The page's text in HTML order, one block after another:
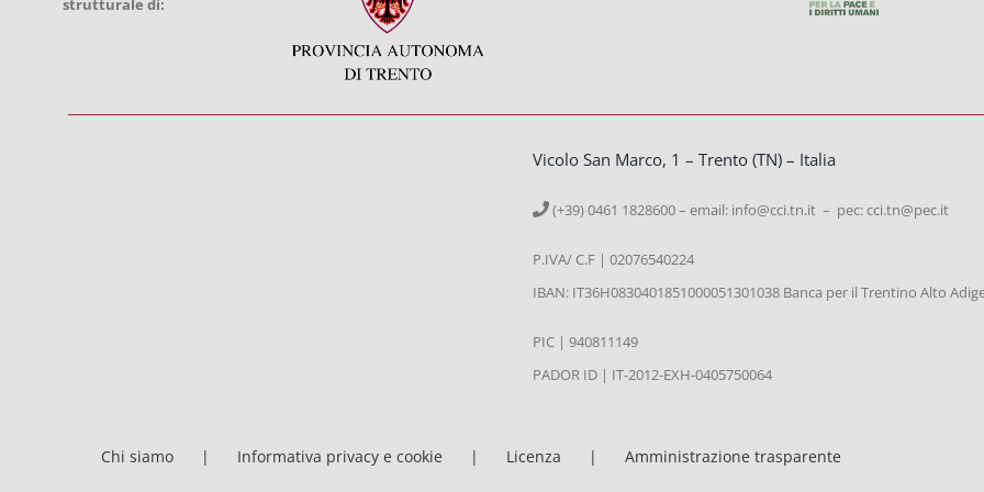
strutturale di:
Vicolo San Marco, 1 – Trento (TN) – Italia
(+39) 0461 1828600 – email: info@cci.tn.it – pec: cci.tn@pec.it
P.IVA/ C.F | 02076540224
IBAN: IT36H0830401851000051301038 Banca per il Trentino Alto
PIC | 940811149
PADOR ID | IT-2012-EXH-0405750064
Chi siamo Informativa privacy e cookie Licenza Amministrazione trasparente